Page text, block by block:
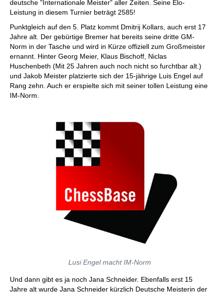
deutsche "Internationale Meister" aller Zeiten. Seine Elo-
Leistung in diesem Turnier beträgt 2585!
Punktgleich auf den 5. Platz kommt Dmitrij Kollars, auch erst 17
Jahre alt. Der gebürtige Bremer hat bereits seine dritte GM-
Norm in der Tasche und wird in Kürze offiziell zum Großmeister
ernannt. Hinter Georg Meier, Klaus Bischoff, Niclas
Huschenbeth (Mit 25 Jahren auch noch nicht so furchtbar alt.)
und Jakob Meister platzierte sich der 15-jährige Luis Engel auf
Rang zehn. Auch er erspielte sich mit seiner tollen Leistung eine
IM-Norm.
Lusi Engel macht IM-Norm
Und dann gibt es ja noch Jana Schneider. Ebenfalls erst 15
Jahre alt wurde Jana Schneider kürzlich Deutsche Meisterin der